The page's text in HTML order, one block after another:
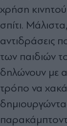
χρήση
σπίτι.
αντιδράσεις
των παιδιών
δηλώνουν με
τρόπο να